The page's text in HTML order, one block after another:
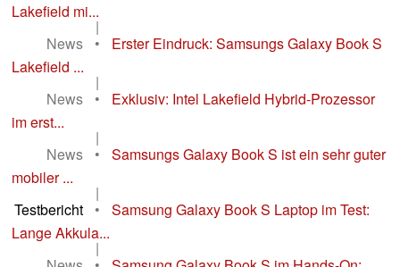
Lakefield mi...
|
News
•
Erster Eindruck: Samsungs Galaxy Book S
Lakefield ...
|
News
•
Exklusiv: Intel Lakefield Hybrid-Prozessor
im erst...
|
News
•
Samsungs Galaxy Book S ist ein sehr guter
mobiler ...
|
Testbericht
•
Samsung Galaxy Book S Laptop im Test:
Lange Akkula...
|